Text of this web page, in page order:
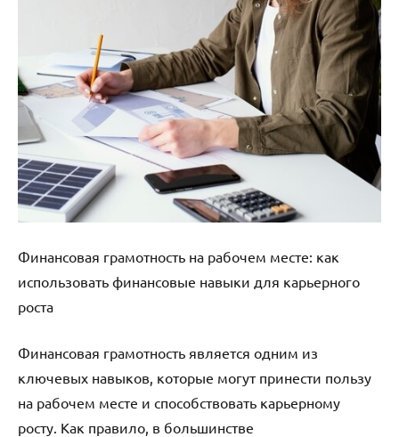
Финансовая грамотность на рабочем месте: как
использовать финансовые навыки для карьерного
роста
Финансовая грамотность является одним из
ключевых навыков, которые могут принести пользу
на рабочем месте и способствовать карьерному
росту. Как правило, в большинстве